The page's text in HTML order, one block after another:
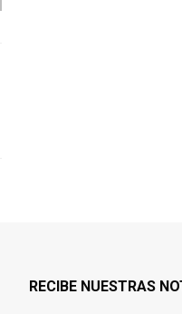
RECIBE NUESTRAS